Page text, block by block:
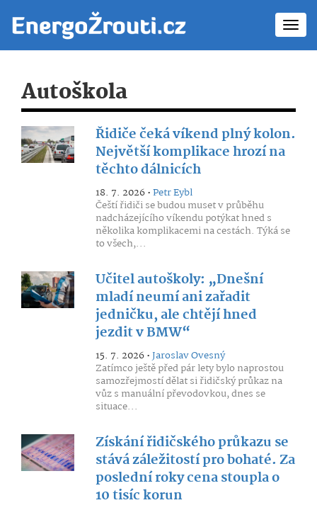
Autoškola
Řidiče čeká víkend plný kolon.
Největší komplikace hrozí na
těchto dálnicích
18. 7. 2026 •Petr Eybl
Čeští řidiči se budou muset v průběhu
nadcházejícího víkendu potýkat hned s
několika komplikacemi na cestách. Týká se
to všech,...
Učitel autoškoly: „Dnešní
mladí neumí ani zařadit
jedničku, ale chtějí hned
jezdit v BMW“
15. 7. 2026 •Jaroslav Ovesný
Zatímco ještě před pár lety bylo naprostou
samozřejmostí dělat si řidičský průkaz na
vůz s manuální převodovkou, dnes se
situace...
Získání řidičského průkazu se
stává záležitostí pro bohaté. Za
poslední roky cena stoupla o
10 tisíc korun